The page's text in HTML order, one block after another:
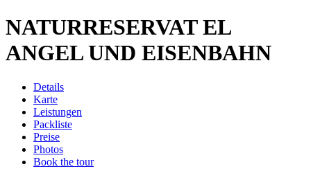
NATURRESERVAT EL
ANGEL UND EISENBAHN
Details
Karte
Leistungen
Packliste
Preise
Photos
Book the tour